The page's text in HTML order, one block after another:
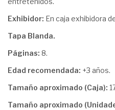
Exhibidor: En caja exhibidora
Tapa Blanda.
Páginas: 8.
Edad recomendada: +3 años.
Tamaño aproximado (Caja):
Tamaño aproximado